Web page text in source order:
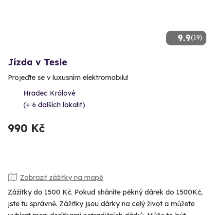
9.9(19)
Jízda v Tesle
Projeďte se v luxusním elektromobilu!
Hradec Králové
(+ 6 dalších lokalit)
990 Kč
Zobrazit zážitky na mapě
Zážitky do 1500 Kč. Pokud sháníte pěkný dárek do 1500Kč,
jste tu správně. Zážitky jsou dárky na celý život a můžete